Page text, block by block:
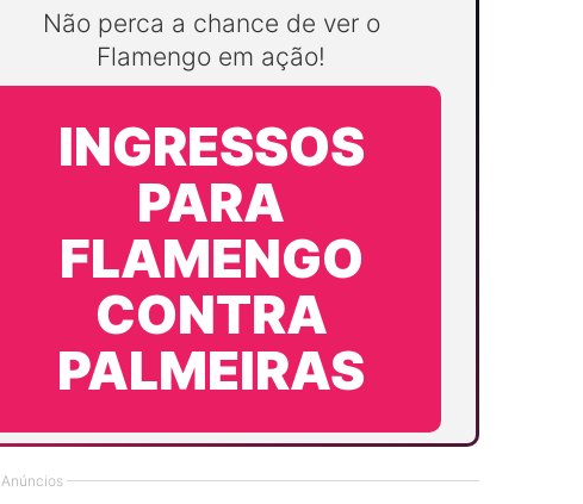
Não perca a chance de ver o
Flamengo em ação!
INGRESSOS
PARA
FLAMENGO
CONTRA
PALMEIRAS
Anúncios